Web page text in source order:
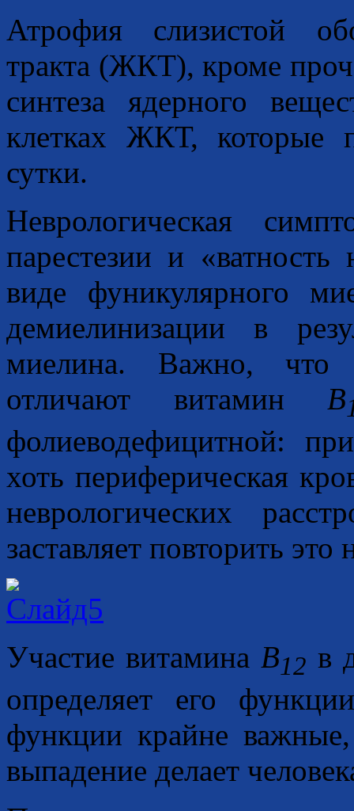
Атрофия слизистой
тракта (ЖКТ), кроме
синтеза ядерного
клетках ЖКТ, которые
сутки.
Неврологическая
парестезии и
виде фуникулярного
демиелинизации в
миелина. Важно, что
отличают витамин B
фолиеводефицитной:
хоть периферическая
неврологических
заставляет повторить это
Участие витамина B12 в
определяет его
функции крайне
выпадение делает